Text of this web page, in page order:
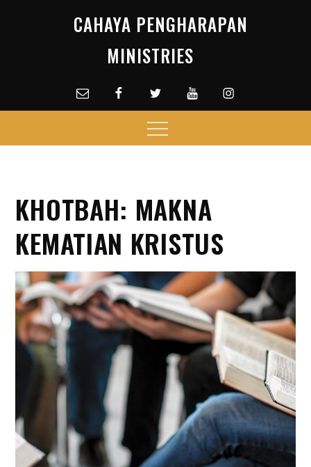
CAHAYA PENGHARAPAN
MINISTRIES
Email facebookTwitterYoutubeInstagram
Menu
KHOTBAH: MAKNA
KEMATIAN KRISTUS